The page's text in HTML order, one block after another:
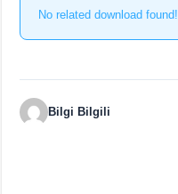
No related download found!
Bilgi Bilgili